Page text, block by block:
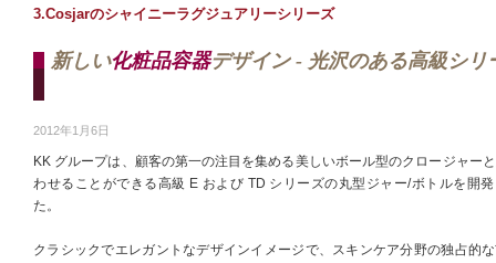
3.Cosjarのシャイニーラグジュアリーシリーズ
新しい化粧品容器デザイン - 光沢のある高級シリ
2012年1月6日
KK グループは、顧客の第一の注目を集める美しいボール型のクロージャー
わせることができる高級 E および TD シリーズの丸型ジャー/ボトルを開
た。
クラシックでエレガントなデザインイメージで、スキンケア分野の独占的